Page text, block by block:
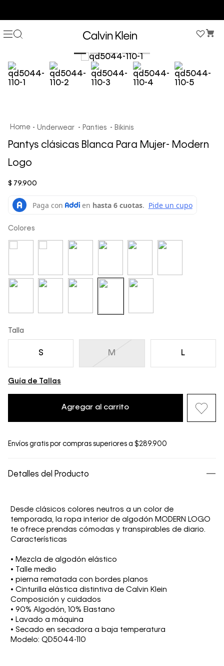
Underwear Panties Bikinis
Pantys clásicas Blanca Para Mujer- Modern
Logo
$ 79.900
Colores
Talla
S M L
Guía de Tallas
Agregar al carrito
Envíos gratis por compras superiores a $289.900
Detalles del Producto
Desde clásicos colores neutros a un color de
temporada, la ropa interior de algodón MODERN LOGO
te ofrece prendas cómodas y transpirables de diario.
Características
• Mezcla de algodón elástico
• Talle medio
• pierna rematada con bordes planos
• Cinturilla elástica distintiva de Calvin Klein
Composición y cuidados
• 90% Algodón, 10% Elastano
• Lavado a máquina
• Secado en secadora a baja temperatura
Modelo: QD5044-110